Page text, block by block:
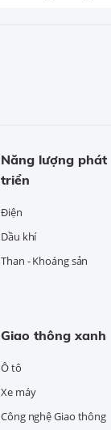
Năng lượng phát
triển
Điện
Dầu khí
Than - Khoáng sản
Giao thông xanh
Ô tô
Xe máy
Công nghệ Giao thông